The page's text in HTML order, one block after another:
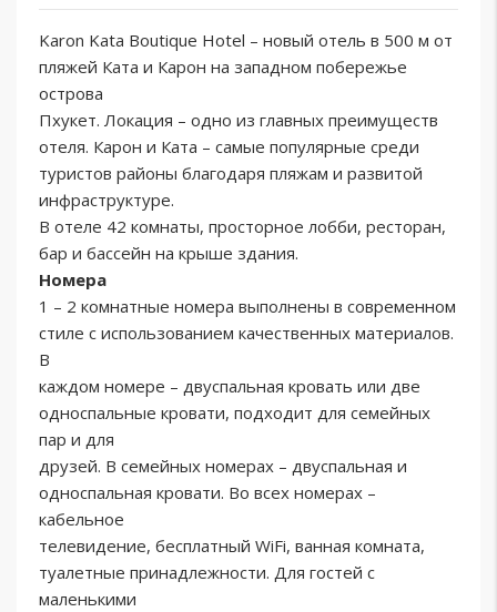
Karon Kata Boutique Hotel – новый отель в 500 м от
пляжей Ката и Карон на западном побережье
острова
Пхукет. Локация – одно из главных преимуществ
отеля. Карон и Ката – самые популярные среди
туристов районы благодаря пляжам и развитой
инфраструктуре.
В отеле 42 комнаты, просторное лобби, ресторан,
бар и бассейн на крыше здания.
Номера
1 – 2 комнатные номера выполнены в современном
стиле с использованием качественных материалов.
В
каждом номере – двуспальная кровать или две
односпальные кровати, подходит для семейных
пар и для
друзей. В семейных номерах – двуспальная и
односпальная кровати. Во всех номерах –
кабельное
телевидение, бесплатный WiFi, ванная комната,
туалетные принадлежности. Для гостей с
маленькими